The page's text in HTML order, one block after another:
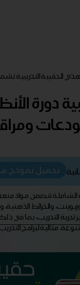
هذي الحقيبة
دورة
تحميل نموذج
الشاملة تتضمن مواد
والخرائط
تجربة التدريب، بما في
مثالية لبرامج